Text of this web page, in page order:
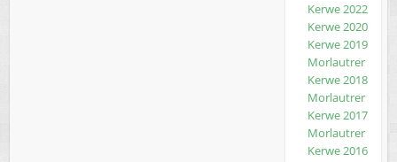
Kerwe 2022
Kerwe 2020
Kerwe 2019
Morlautrer
Kerwe 2018
Morlautrer
Kerwe 2017
Morlautrer
Kerwe 2016